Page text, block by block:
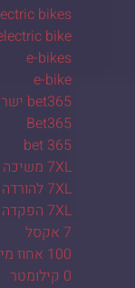
bikes
bike
e-bikes
e-bike
bet365 ישראל
Bet365
bet 365
7XL משיכה
7XL להורדה
7XL הפקדה
7 אקסל
100 אחוז מימון לרכב
0 קילומטר